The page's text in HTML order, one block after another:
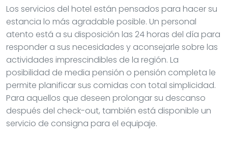
Los servicios del hotel están pensados para hacer su
estancia lo más agradable posible. Un personal
atento está a su disposición las 24 horas del día para
responder a sus necesidades y aconsejarle sobre las
actividades imprescindibles de la región. La
posibilidad de media pensión o pensión completa le
permite planificar sus comidas con total simplicidad.
Para aquellos que deseen prolongar su descanso
después del check-out, también está disponible un
servicio de consigna para el equipaje.